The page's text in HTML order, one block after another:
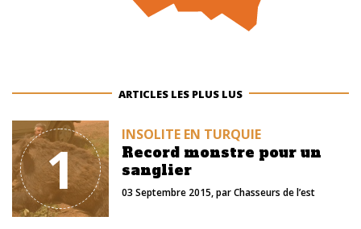
ARTICLES LES PLUS LUS
1 INSOLITE EN TURQUIE
Record monstre pour un
sanglier
03 Septembre 2015, parChasseurs de l’est